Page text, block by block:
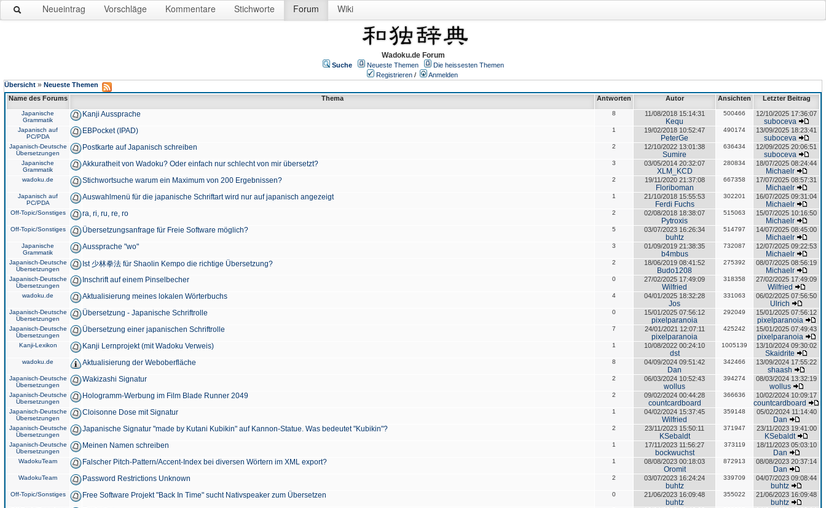
Neueintrag Vorschläge Kommentare Stichworte Forum Wiki
Wadoku.de Forum
Suche Neueste Themen
Die heissesten Themen
Registrieren /
Anmelden
Übersicht » Neueste Themen
Name des Forums
Thema Antworten Autor Ansichten Letzter Beitrag
Japanische
Grammatik
Kanji Aussprache 8 11/08/2018 15:14:31
Kequ
500466 12/10/2025 17:36:07
suboceva
Japanisch auf
PC/PDA
EBPocket (IPAD) 1 19/02/2018 10:52:47
PeterGe
490174 13/09/2025 18:23:41
suboceva
Japanisch-Deutsche
Übersetzungen
Postkarte auf Japanisch schreiben 2 12/10/2022 13:01:38
Sumire
636434 12/09/2025 20:06:51
suboceva
Japanische
Grammatik
Akkuratheit von Wadoku? Oder einfach nur schlecht von mir übersetzt? 3 03/05/2014 20:32:07
XLM_KCD
280834 18/07/2025 08:24:44
Michaelr
wadoku.de Stichwortsuche warum ein Maximum von 200 Ergebnissen? 2 19/11/2020 21:37:08
Floriboman
667358 17/07/2025 08:57:31
Michaelr
Japanisch auf
PC/PDA
Auswahlmenü für die japanische Schriftart wird nur auf japanisch angezeigt 1 21/10/2018 15:55:53
Ferdi Fuchs
302201 16/07/2025 09:31:04
Michaelr
Off-Topic/Sonstiges ra, ri, ru, re, ro 2 02/08/2018 18:38:07
Pytroxis
515063 15/07/2025 10:16:50
Michaelr
Off-Topic/Sonstiges Übersetzungsanfrage für Freie Software möglich? 5 03/07/2023 16:26:34
buhtz
514797 14/07/2025 08:45:00
Michaelr
Japanische
Grammatik
Aussprache "wo" 3 01/09/2019 21:38:35
b4mbus
732087 12/07/2025 09:22:53
Michaelr
Japanisch-Deutsche
Übersetzungen
Ist 少林拳法 für Shaolin Kempo die richtige Übersetzung? 2 18/06/2019 08:41:52
Budo1208
275392 08/07/2025 08:56:19
Michaelr
Japanisch-Deutsche
Übersetzungen
Inschrift auf einem Pinselbecher 0 27/02/2025 17:49:09
Wilfried
318358 27/02/2025 17:49:09
Wilfried
wadoku.de Aktualisierung meines lokalen Wörterbuchs 4 04/01/2025 18:32:28
Jos
331063 06/02/2025 07:56:50
Ulrich
Japanisch-Deutsche
Übersetzungen
Übersetzung - Japanische Schriftrolle 0 15/01/2025 07:56:12
pixelparanoia
292049 15/01/2025 07:56:12
pixelparanoia
Japanisch-Deutsche
Übersetzungen
Übersetzung einer japanischen Schriftrolle 7 24/01/2021 12:07:11
pixelparanoia
425242 15/01/2025 07:49:43
pixelparanoia
Kanji-Lexikon Kanji Lernprojekt (mit Wadoku Verweis) 1 10/08/2022 00:24:10
dst
1005139 13/10/2024 09:30:02
Skaidrite
wadoku.de Aktualisierung der Weboberfläche 8 04/09/2024 09:51:42
Dan
342466 13/09/2024 17:55:22
shaash
Japanisch-Deutsche
Übersetzungen
Wakizashi Signatur 2 06/03/2024 10:52:43
wollus
394274 08/03/2024 13:32:19
wollus
Japanisch-Deutsche
Übersetzungen
Hologramm-Werbung im Film Blade Runner 2049 2 09/02/2024 00:44:28
countcardboard
366636 10/02/2024 10:09:17
countcardboard
Japanisch-Deutsche
Übersetzungen
Cloisonne Dose mit Signatur 1 04/02/2024 15:37:45
Wilfried
359148 05/02/2024 11:14:40
Dan
Japanisch-Deutsche
Übersetzungen
Japanische Signatur "made by Kutani Kubikin" auf Kannon-Statue. Was bedeutet "Kubikin"? 2 23/11/2023 15:50:11
KSebaldt
371947 23/11/2023 19:41:00
KSebaldt
Japanisch-Deutsche
Übersetzungen
Meinen Namen schreiben 1 17/11/2023 11:56:27
bockwuchst
373119 18/11/2023 05:03:10
Dan
WadokuTeam Falscher Pitch-Pattern/Accent-Index bei diversen Wörtern im XML export? 1 08/08/2023 00:18:03
Oromit
872913 08/08/2023 20:37:14
Dan
WadokuTeam Password Restrictions Unknown 2 03/07/2023 16:24:24
buhtz
339709 04/07/2023 09:08:44
buhtz
Off-Topic/Sonstiges Free Software Projekt "Back In Time" sucht Nativspeaker zum Übersetzen 0 21/06/2023 16:09:48
buhtz
355022 21/06/2023 16:09:48
buhtz